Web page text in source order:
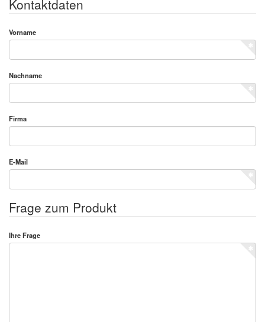
Kontaktdaten
Vorname
Nachname
Firma
E-Mail
Frage zum Produkt
Ihre Frage